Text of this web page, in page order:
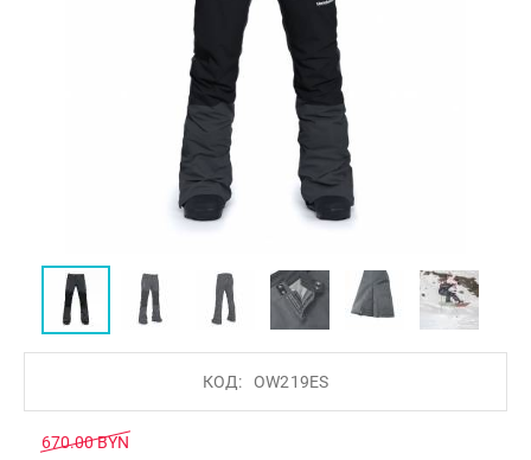
КОД: OW219ES
670.00BYN